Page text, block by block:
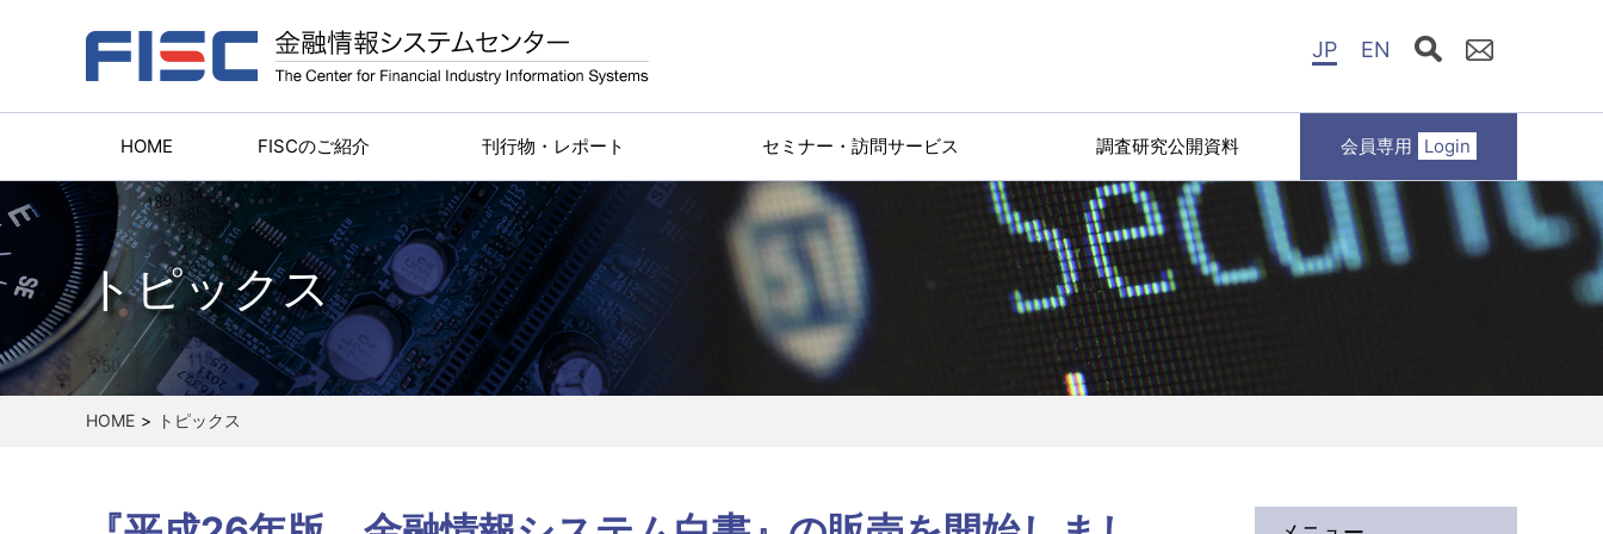
JP EN
HOME FISCのご紹介 刊行物・レポート セミナー・訪問サービス 調査研究公開資料 会員専用 Login
トピックス
HOME トピックス